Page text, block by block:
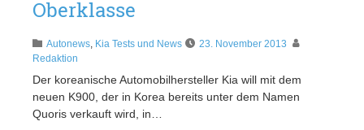
Oberklasse
Autonews, Kia Tests und News
23. November 2013
Redaktion
Der koreanische Automobilhersteller Kia will mit dem
neuen K900, der in Korea bereits unter dem Namen
Quoris verkauft wird, in…